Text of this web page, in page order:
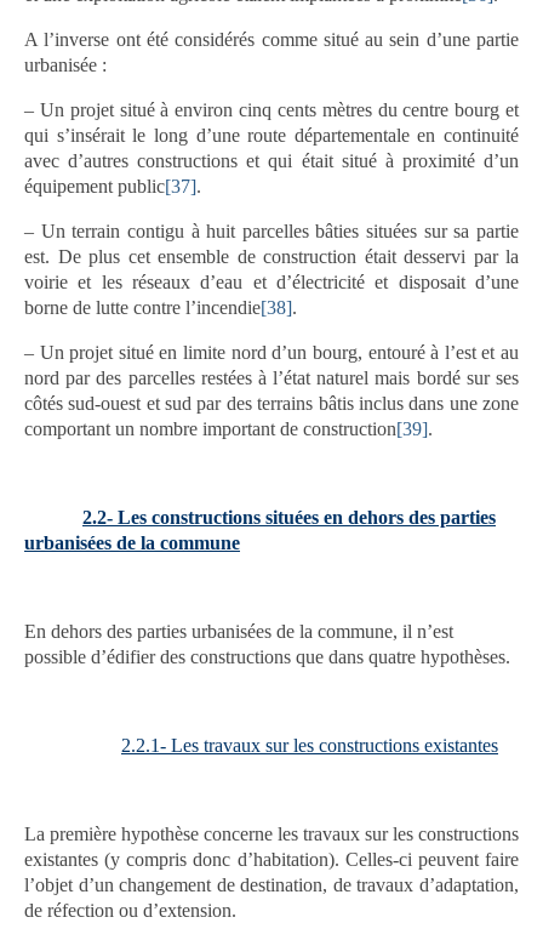
A l’inverse ont été considérés comme situé au sein d’une partie
urbanisée :
– Un projet situé à environ cinq cents mètres du centre bourg et
qui s’insérait le long d’une route départementale en continuité
avec d’autres constructions et qui était situé à proximité d’un
équipement public[37].
– Un terrain contigu à huit parcelles bâties situées sur sa partie
est. De plus cet ensemble de construction était desservi par la
voirie et les réseaux d’eau et d’électricité et disposait d’une
borne de lutte contre l’incendie[38].
– Un projet situé en limite nord d’un bourg, entouré à l’est et au
nord par des parcelles restées à l’état naturel mais bordé sur ses
côtés sud-ouest et sud par des terrains bâtis inclus dans une zone
comportant un nombre important de construction[39].
2.2- Les constructions situées en dehors des parties
urbanisées de la commune
En dehors des parties urbanisées de la commune, il n’est
possible d’édifier des constructions que dans quatre hypothèses.
2.2.1- Les travaux sur les constructions existantes
La première hypothèse concerne les travaux sur les constructions
existantes (y compris donc d’habitation). Celles-ci peuvent faire
l’objet d’un changement de destination, de travaux d’adaptation,
de réfection ou d’extension.